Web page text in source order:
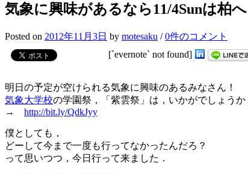
気象に興味があるなら11/4Sunは柏へ
Posted on 2012年11月3日 by motesaku /0件のコメント
[`evernote` not found]
明日の予定が空けられる気象に興味のあるみなさん！
気象大学校の学園祭，「紫雲祭」は，いかがでしょうか
→ http://bit.ly/QdkJyy
僕としても，
どーして今まで一度も行ってなかったんだろ？
って思いつつ，今日行って来ました．